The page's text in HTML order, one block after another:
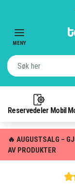
MENY
Reservedeler Mobil
🔥 AUGUSTSALG –
AV PRODUKTER